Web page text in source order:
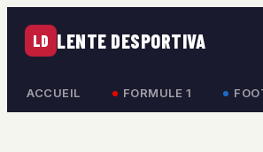
LD LENTE DESPORTIVA
ACCUEIL FORMULE 1